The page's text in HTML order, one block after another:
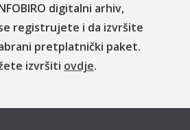
digitalni arhiv,
registrujete i da izvršite
pretplatnički paket.
izvršiti ovdje.